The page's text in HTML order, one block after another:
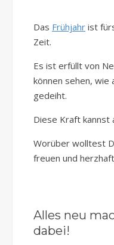
Das Frühjahr ist
Zeit.
Es ist erfüllt von
können sehen, wie
gedeiht.
Diese Kraft kannst
Worüber wolltest
freuen und
Alles neu
dabei!